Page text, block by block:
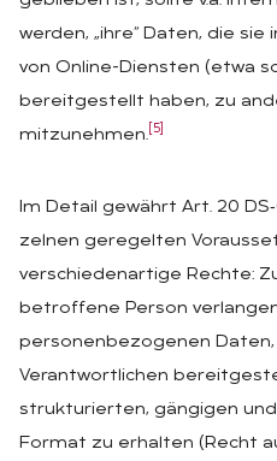
werden, „ihre“ Daten, die
von Online-Diensten (etwa
bereitgestellt haben, zu
mitzunehmen. [5]
Im Detail gewährt Art. 20
zelnen geregelten
verschiedenartige Rechte:
betroffene Person
personenbezogenen Daten,
Verantwortlichen
strukturierten, gängigen
Format zu erhalten (Recht